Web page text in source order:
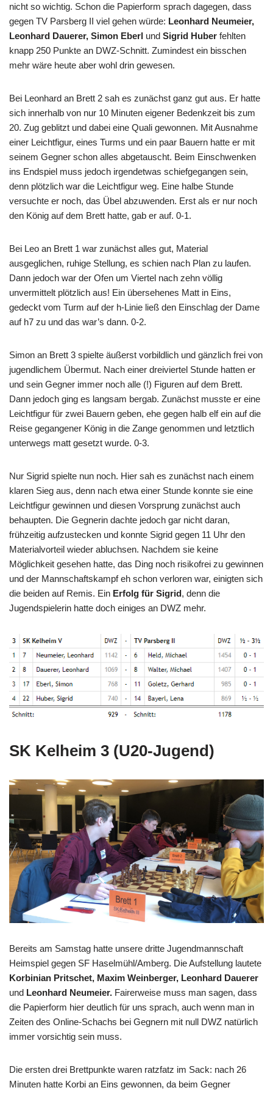
nicht so wichtig. Schon die Papierform sprach dagegen, dass
gegen TV Parsberg II viel gehen würde: Leonhard Neumeier,
Leonhard Dauerer, Simon Eberl und Sigrid Huber fehlten
knapp 250 Punkte an DWZ-Schnitt. Zumindest ein bisschen
mehr wäre heute aber wohl drin gewesen.
Bei Leonhard an Brett 2 sah es zunächst ganz gut aus. Er hatte
sich innerhalb von nur 10 Minuten eigener Bedenkzeit bis zum
20. Zug geblitzt und dabei eine Quali gewonnen. Mit Ausnahme
einer Leichtfigur, eines Turms und ein paar Bauern hatte er mit
seinem Gegner schon alles abgetauscht. Beim Einschwenken
ins Endspiel muss jedoch irgendetwas schiefgegangen sein,
denn plötzlich war die Leichtfigur weg. Eine halbe Stunde
versuchte er noch, das Übel abzuwenden. Erst als er nur noch
den König auf dem Brett hatte, gab er auf. 0-1.
Bei Leo an Brett 1 war zunächst alles gut, Material
ausgeglichen, ruhige Stellung, es schien nach Plan zu laufen.
Dann jedoch war der Ofen um Viertel nach zehn völlig
unvermittelt plötzlich aus! Ein übersehenes Matt in Eins,
gedeckt vom Turm auf der h-Linie ließ den Einschlag der Dame
auf h7 zu und das war’s dann. 0-2.
Simon an Brett 3 spielte äußerst vorbildlich und gänzlich frei von
jugendlichem Übermut. Nach einer dreiviertel Stunde hatten er
und sein Gegner immer noch alle (!) Figuren auf dem Brett.
Dann jedoch ging es langsam bergab. Zunächst musste er eine
Leichtfigur für zwei Bauern geben, ehe gegen halb elf ein auf die
Reise gegangener König in die Zange genommen und letztlich
unterwegs matt gesetzt wurde. 0-3.
Nur Sigrid spielte nun noch. Hier sah es zunächst nach einem
klaren Sieg aus, denn nach etwa einer Stunde konnte sie eine
Leichtfigur gewinnen und diesen Vorsprung zunächst auch
behaupten. Die Gegnerin dachte jedoch gar nicht daran,
frühzeitig aufzustecken und konnte Sigrid gegen 11 Uhr den
Materialvorteil wieder abluchsen. Nachdem sie keine
Möglichkeit gesehen hatte, das Ding noch risikofrei zu gewinnen
und der Mannschaftskampf eh schon verloren war, einigten sich
die beiden auf Remis. Ein Erfolg für Sigrid, denn die
Jugendspielerin hatte doch einiges an DWZ mehr.
SK Kelheim 3 (U20-Jugend)
Bereits am Samstag hatte unsere dritte Jugendmannschaft
Heimspiel gegen SF Haselmühl/Amberg. Die Aufstellung lautete
Korbinian Pritschet, Maxim Weinberger, Leonhard Dauerer
und Leonhard Neumeier. Fairerweise muss man sagen, dass
die Papierform hier deutlich für uns sprach, auch wenn man in
Zeiten des Online-Schachs bei Gegnern mit null DWZ natürlich
immer vorsichtig sein muss.
Die ersten drei Brettpunkte waren ratzfatz im Sack: nach 26
Minuten hatte Korbi an Eins gewonnen, da beim Gegner